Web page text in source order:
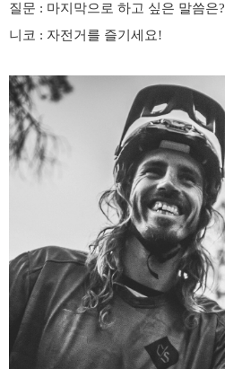
질문 : 마지막으로 하고 싶은 말씀은?
니코 : 자전거를 즐기세요!